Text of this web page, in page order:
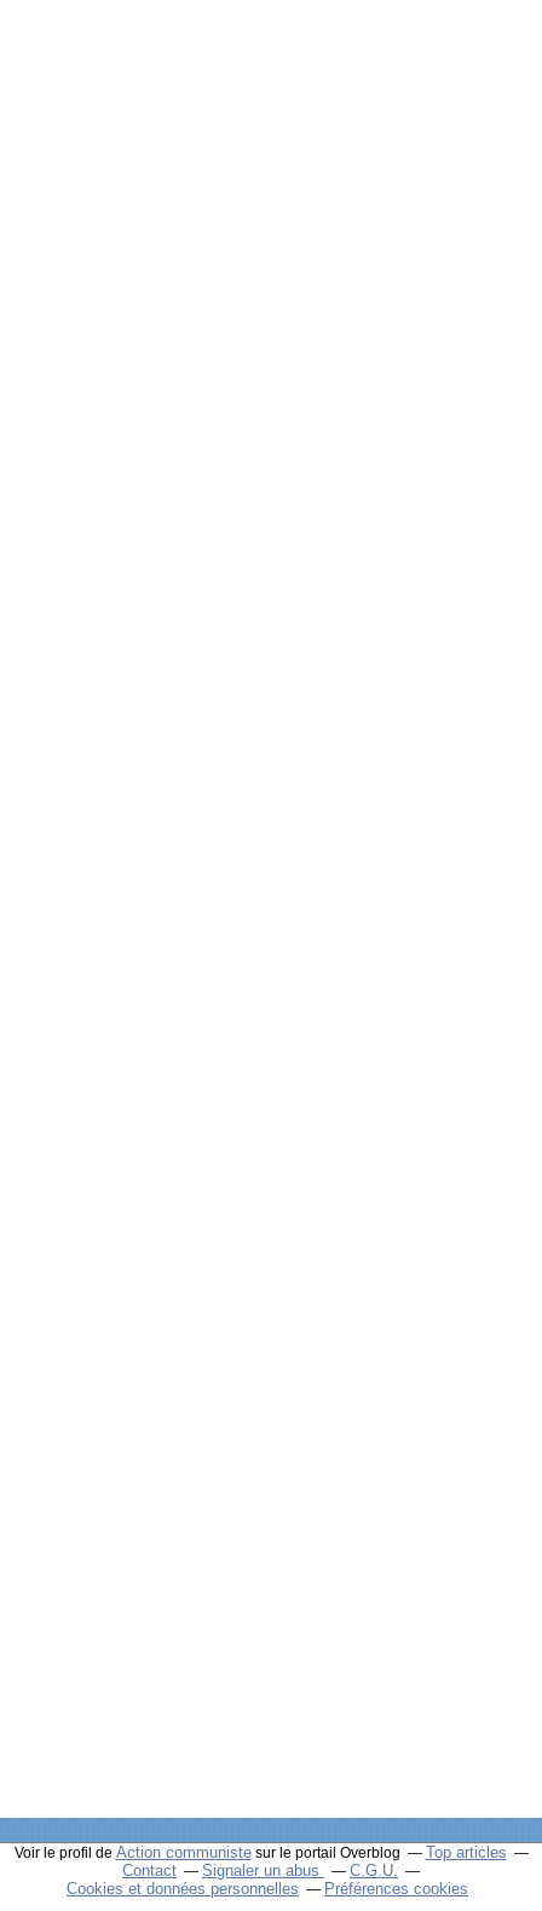
Voir le profil de Action communistesur le portail Overblog
Top articles
Contact
Signaler un abus
C.G.U.
Cookies et données personnelles
Préférences cookies